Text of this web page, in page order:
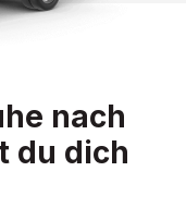
nach
du dich